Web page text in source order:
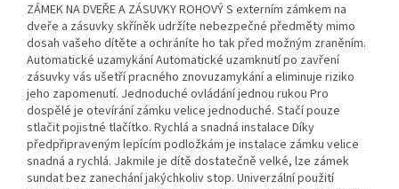
ZÁMEK NA DVEŘE A ZÁSUVKY ROHOVÝ S externím zámkem na
dveře a zásuvky skříněk udržíte nebezpečné předměty mimo
dosah vašeho dítěte a ochráníte ho tak před možným zraněním.
Automatické uzamykání Automatické uzamknutí po zavření
zásuvky vás ušetří pracného znovuzamykání a eliminuje riziko
jeho zapomenutí. Jednoduché ovládání jednou rukou Pro
dospělé je otevírání zámku velice jednoduché. Stačí pouze
stlačit pojistné tlačítko. Rychlá a snadná instalace Díky
předpřipraveným lepícím podložkám je instalace zámku velice
snadná a rychlá. Jakmile je dítě dostatečně velké, lze zámek
sundat bez zanechání jakýchkoliv stop. Univerzální použití